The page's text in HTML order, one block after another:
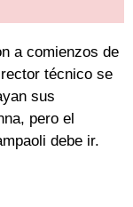
a comienzos de
técnico se
sus
pero el
debe ir.